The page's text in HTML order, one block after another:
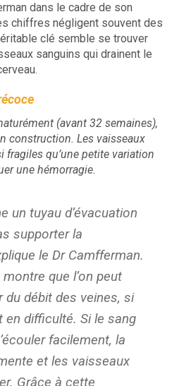
dans le cadre de son
chiffres négligent souvent des
clé semble se trouver
sanguins qui drainent le
(avant 32 semaines),
construction. Les vaisseaux
qu’une petite variation
une hémorragie.
un tuyau d’évacuation
supporter la
le Dr Camfferman.
que l’on peut
du débit des veines, si
en difficulté. Si le sang
facilement, la
et les vaisseaux
Grâce à cette